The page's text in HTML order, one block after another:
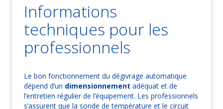
Informations
techniques pour les
professionnels
Le bon fonctionnement du dégivrage automatique
dépend d’un dimensionnement adéquat et de
l’entretien régulier de l’équipement. Les professionnels
s’assurent que la sonde de température et le circuit